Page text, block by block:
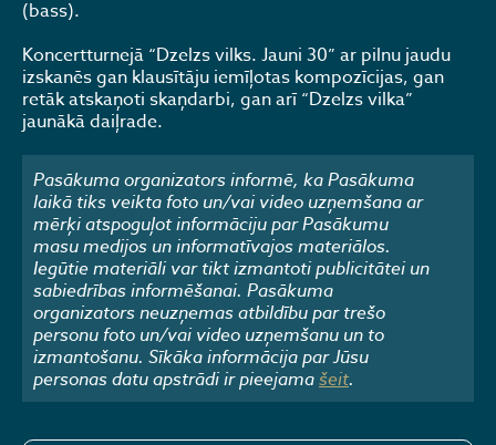
(bass).
Koncertturnejā “Dzelzs vilks. Jauni 30” ar pilnu jaudu
izskanēs gan klausītāju iemīļotas kompozīcijas, gan
retāk atskaņoti skaņdarbi, gan arī “Dzelzs vilka”
jaunākā daiļrade.
Pasākuma organizators informē, ka Pasākuma
laikā tiks veikta foto un/vai video uzņemšana ar
mērķi atspoguļot informāciju par Pasākumu
masu medijos un informatīvajos materiālos.
Iegūtie materiāli var tikt izmantoti publicitātei un
sabiedrības informēšanai. Pasākuma
organizators neuzņemas atbildību par trešo
personu foto un/vai video uzņemšanu un to
izmantošanu. Sīkāka informācija par Jūsu
personas datu apstrādi ir pieejamašeit.